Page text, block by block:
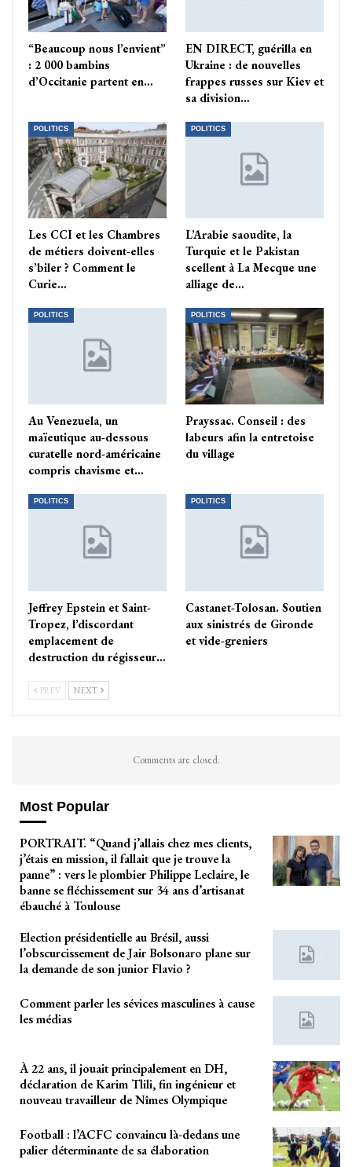
“Beaucoup nous l’envient”
: 2 000 bambins
d’Occitanie partent en…
EN DIRECT, guérilla en
Ukraine : de nouvelles
frappes russes sur Kiev et
sa division…
POLITICS
Les CCI et les Chambres
de métiers doivent-elles
s’biler ? Comment le
Curie…
POLITICS
L’Arabie saoudite, la
Turquie et le Pakistan
scellent à La Mecque une
alliage de…
POLITICS
Au Venezuela, un
maïeutique au-dessous
curatelle nord-américaine
compris chavisme et…
POLITICS
Prayssac. Conseil : des
labeurs afin la entretoise
du village
POLITICS
Jeffrey Epstein et Saint-
Tropez, l’discordant
emplacement de
destruction du régisseur…
POLITICS
Castanet-Tolosan. Soutien
aux sinistrés de Gironde
et vide-greniers
PREV NEXT
Comments are closed.
Most Popular
PORTRAIT. “Quand j’allais chez mes clients,
j’étais en mission, il fallait que je trouve la
panne” : vers le plombier Philippe Leclaire, le
banne se fléchissement sur 34 ans d’artisanat
ébauché à Toulouse
Election présidentielle au Brésil, aussi
l’obscurcissement de Jair Bolsonaro plane sur
la demande de son junior Flavio ?
Comment parler les sévices masculines à cause
les médias
À 22 ans, il jouait principalement en DH,
déclaration de Karim Tlili, fin ingénieur et
nouveau travailleur de Nîmes Olympique
Football : l’ACFC convaincu là-dedans une
palier déterminante de sa élaboration